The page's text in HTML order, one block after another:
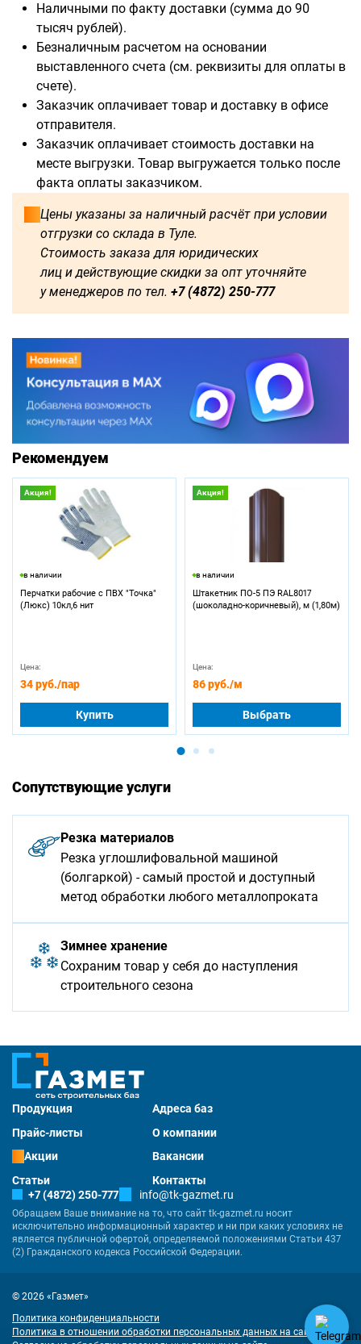
Наличными по факту доставки (сумма до 90
тысяч рублей).
Безналичным расчетом на основании
выставленного счета (см. реквизиты для оплаты в
счете).
Заказчик оплачивает товар и доставку в офисе
отправителя.
Заказчик оплачивает стоимость доставки на
месте выгрузки. Товар выгружается только после
факта оплаты заказчиком.
Цены указаны за наличный расчёт при условии
отгрузки со склада в Туле.
Стоимость заказа для юридических
лиц и действующие скидки за опт уточняйте
у менеджеров по тел. +7 (4872) 250-777
Рекомендуем
Акция!
в наличии
Перчатки рабочие с ПВХ "Точка"
(Люкс) 10кл,6 нит
Цена:
34 руб./пар
Купить
Акция!
в наличии
Штакетник ПО-5 ПЭ RAL8017
(шоколадно-коричневый), м (1,80м)
Цена:
86 руб./м
Выбрать
Сопутствующие услуги
Резка материалов
Резка углошлифовальной машиной
(болгаркой) - самый простой и доступный
метод обработки любого металлопроката
Зимнее хранение
Сохраним товар у себя до наступления
строительного сезона
Продукция
Адреса баз
Прайс-листы
О компании
Акции
Вакансии
Статьи
Контакты
+7 (4872) 250-777
info@tk-gazmet.ru
Обращаем Ваше внимание на то, что сайт tk-gazmet.ru носит
исключительно информационный характер и ни при каких условиях не
является публичной офертой, определяемой положениями Статьи 437
(2) Гражданского кодекса Российской Федерации.
© 2026 «Газмет»
Политика конфиденциальности
Политика в отношении обработки персональных данных на сайте